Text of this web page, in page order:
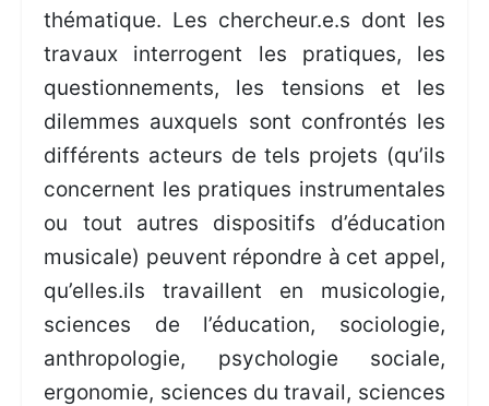
thématique. Les chercheur.e.s dont les
travaux interrogent les pratiques, les
questionnements, les tensions et les
dilemmes auxquels sont confrontés les
différents acteurs de tels projets (qu’ils
concernent les pratiques instrumentales
ou tout autres dispositifs d’éducation
musicale) peuvent répondre à cet appel,
qu’elles.ils travaillent en musicologie,
sciences de l’éducation, sociologie,
anthropologie, psychologie sociale,
ergonomie, sciences du travail, sciences